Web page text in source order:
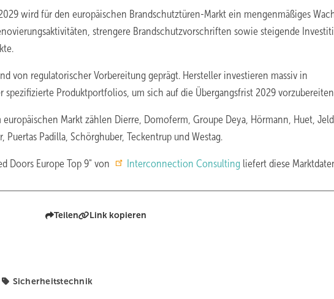
wird für den europäischen Brandschutztüren-Markt ein mengenmäßiges
strengere Brandschutzvorschriften sowie steigende
von regulatorischer Vorbereitung geprägt. Hersteller investieren massiv in
spezifizierte Produktportfolios, um sich auf die Übergangsfrist 2029
Markt zählen Dierre, Domoferm, Groupe Deya, Hörmann, Huet,
Padilla, Schörghuber, Teckentrup und Westag.
Doors Europe Top 9" von Interconnection Consulting liefert diese
Teilen Link kopieren
Sicherheitstechnik